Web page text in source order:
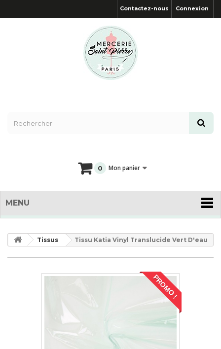
Connexion
Contactez-nous
0 Mon panier
MENU
Tissus Tissu Katia Vinyl Translucide Vert D'eau
PROMO !